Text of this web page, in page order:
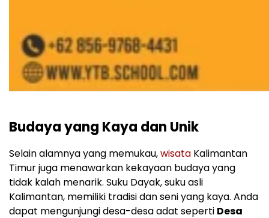
Budaya yang Kaya dan Unik
Selain alamnya yang memukau,wisata Kalimantan
Timur juga menawarkan kekayaan budaya yang
tidak kalah menarik. Suku Dayak, suku asli
Kalimantan, memiliki tradisi dan seni yang kaya. Anda
dapat mengunjungi desa-desa adat seperti Desa